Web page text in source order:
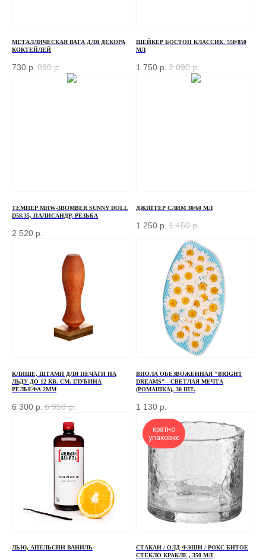
МЕТАЛЛИЧЕСКАЯ ВАТА ДЛЯ ДЕКОРА
КОКТЕЙЛЕЙ
730 р. 890 р.
ШЕЙКЕР БОСТОН КЛАССИК, 550/850
МЛ
1 750 р. 2 090 р.
ТЕМПЕР MHW-3BOMBER SUNNY DOLL
D58.35, ПАЛИСАНДР, РЕЗЬБА
2 520 р.
ДЖИГГЕР СЛИМ 30/60 МЛ
1 250 р. 1 450 р.
КЛИШЕ, ШТАМП ДЛЯ ПЕЧАТИ НА
ЛЬДУ ДО 12 КВ. СМ. ГЛУБИНА
РЕЛЬЕФА 2ММ
6 300 р. 6 950 р.
ВИОЛА ОБЕЗВОЖЕННАЯ "BRIGHT
DREAMS" - СВЕТЛАЯ МЕЧТА
(РОМАШКА), 30 ШТ.
1 130 р.
ЛЬЮ, АПЕЛЬСИН ВАНИЛЬ
кратно
упаковке
СТАКАН / ОЛД ФЭШН / РОКС БИТОЕ
СТЕКЛО КРАКЛЕ , 350 МЛ
Если у вас есть вопросы по ассортименту или
нужна консультация — оставьте свои контакты, мы
свяжемся с вами
конфиденциальности и обработки персональных данных
ОТПРАВИТЬ
ЗАКАЗАТЬ ЗВОНОК
+7 (966) 077-55-50
Г. МОСКВА, ДЕРБЕНЕВСКАЯ
ПЕРЕД ПОСЕЩЕНИЕМ ОФИСА, ПОЖАЛУЙСТА,